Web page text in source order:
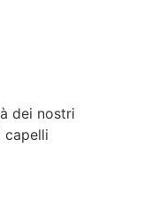
dei nostri
capelli